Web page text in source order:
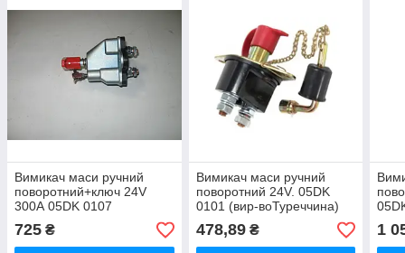
Вимикач маси ручний
поворотний+ключ 24V
300А 05DK 0107
(820.000.000) (вир-
воТуреччина)
725 ₴
Вимикач маси ручний
поворотний 24V. 05DK
0101 (вир-воТуреччина)
478,89₴ 1